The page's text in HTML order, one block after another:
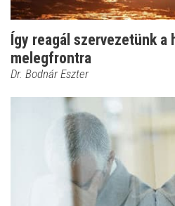
Így reagál szervezetünk a
melegfrontra
Dr. Bodnár Eszter